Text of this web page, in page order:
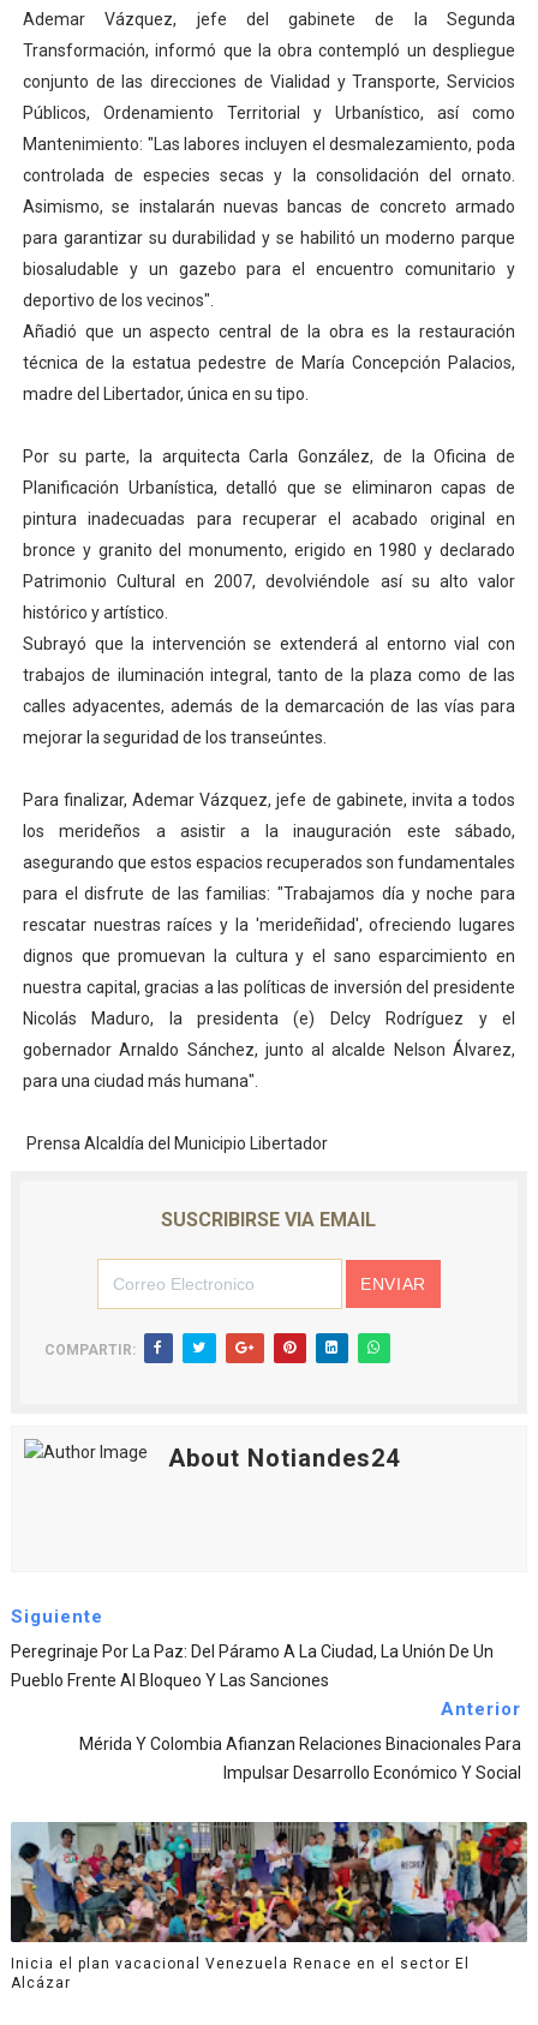
Ademar Vázquez, jefe del gabinete de la Segunda
Transformación, informó que la obra contempló un despliegue
conjunto de las direcciones de Vialidad y Transporte, Servicios
Públicos, Ordenamiento Territorial y Urbanístico, así como
Mantenimiento: "Las labores incluyen el desmalezamiento, poda
controlada de especies secas y la consolidación del ornato.
Asimismo, se instalarán nuevas bancas de concreto armado
para garantizar su durabilidad y se habilitó un moderno parque
biosaludable y un gazebo para el encuentro comunitario y
deportivo de los vecinos".
Añadió que un aspecto central de la obra es la restauración
técnica de la estatua pedestre de María Concepción Palacios,
madre del Libertador, única en su tipo.
Por su parte, la arquitecta Carla González, de la Oficina de
Planificación Urbanística, detalló que se eliminaron capas de
pintura inadecuadas para recuperar el acabado original en
bronce y granito del monumento, erigido en 1980 y declarado
Patrimonio Cultural en 2007, devolviéndole así su alto valor
histórico y artístico.
Subrayó que la intervención se extenderá al entorno vial con
trabajos de iluminación integral, tanto de la plaza como de las
calles adyacentes, además de la demarcación de las vías para
mejorar la seguridad de los transeúntes.
Para finalizar, Ademar Vázquez, jefe de gabinete, invita a todos
los merideños a asistir a la inauguración este sábado,
asegurando que estos espacios recuperados son fundamentales
para el disfrute de las familias: "Trabajamos día y noche para
rescatar nuestras raíces y la 'merideñidad', ofreciendo lugares
dignos que promuevan la cultura y el sano esparcimiento en
nuestra capital, gracias a las políticas de inversión del presidente
Nicolás Maduro, la presidenta (e) Delcy Rodríguez y el
gobernador Arnaldo Sánchez, junto al alcalde Nelson Álvarez,
para una ciudad más humana".
Prensa Alcaldía del Municipio Libertador
SUSCRIBIRSE VIA EMAIL
COMPARTIR:
About Notiandes24
Siguiente
Peregrinaje Por La Paz: Del Páramo A La Ciudad, La Unión De Un
Pueblo Frente Al Bloqueo Y Las Sanciones
Anterior
Mérida Y Colombia Afianzan Relaciones Binacionales Para
Impulsar Desarrollo Económico Y Social
Inicia el plan vacacional Venezuela Renace en el sector El
Alcázar